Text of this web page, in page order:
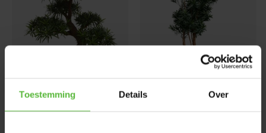
Toestemming Details Over
Deluxe kunstplant